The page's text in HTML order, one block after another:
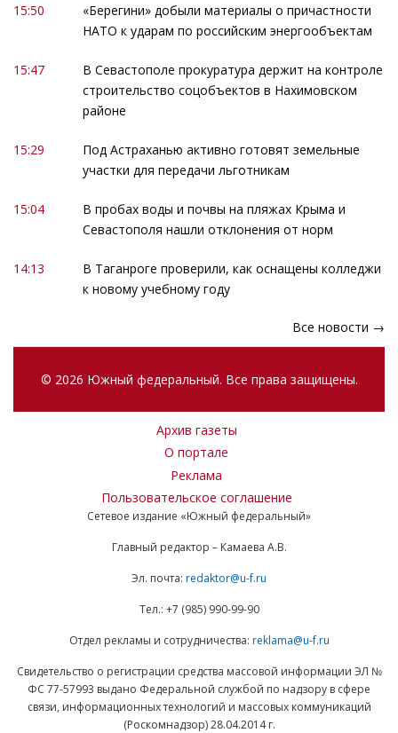
15:50
«Берегини» добыли материалы о причастности
НАТО к ударам по российским энергообъектам
15:47
В Севастополе прокуратура держит на контроле
строительство соцобъектов в Нахимовском
районе
15:29
Под Астраханью активно готовят земельные
участки для передачи льготникам
15:04
В пробах воды и почвы на пляжах Крыма и
Севастополя нашли отклонения от норм
14:13
В Таганроге проверили, как оснащены колледжи
к новому учебному году
Все новости →
© 2026 Южный федеральный. Все права защищены.
Архив газеты
О портале
Реклама
Пользовательское соглашение
Сетевое издание «Южный федеральный»
Главный редактор – Камаева А.В.
Эл. почта: redaktor@u-f.ru
Тел.: +7 (985) 990-99-90
Отдел рекламы и сотрудничества: reklama@u-f.ru
Свидетельство о регистрации средства массовой информации ЭЛ №
ФС 77-57993 выдано Федеральной службой по надзору в сфере
связи, информационных технологий и массовых коммуникаций
(Роскомнадзор) 28.04.2014 г.